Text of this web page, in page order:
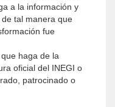
a la información y
tal manera que
fue
haga de la
oficial del INEGI o
patrocinado o